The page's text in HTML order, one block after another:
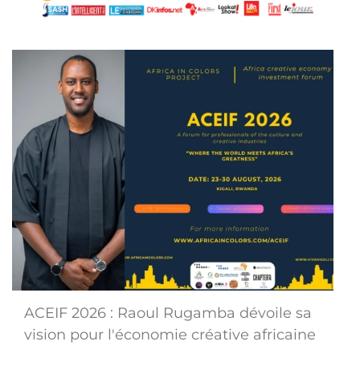
ACEIF 2026 : Raoul Rugamba dévoile sa
vision pour l'économie créative africaine